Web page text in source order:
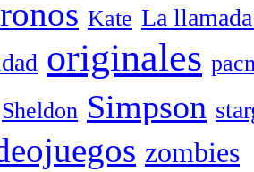
Kate La
originales
Sheldon Simpson
zombies